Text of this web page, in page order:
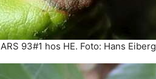
ARS 93#1 hos HE. Foto: Hans Eiberg